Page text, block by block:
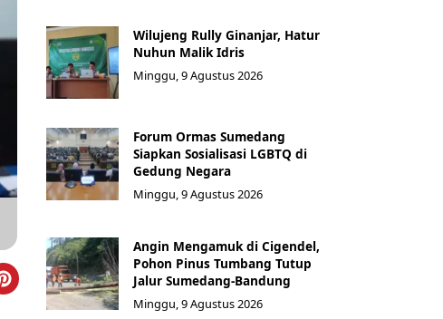
Wilujeng Rully Ginanjar, Hatur
Nuhun Malik Idris
Minggu, 9 Agustus 2026
Forum Ormas Sumedang
Siapkan Sosialisasi LGBTQ di
Gedung Negara
Minggu, 9 Agustus 2026
Angin Mengamuk di Cigendel,
Pohon Pinus Tumbang Tutup
Jalur Sumedang-Bandung
Minggu, 9 Agustus 2026